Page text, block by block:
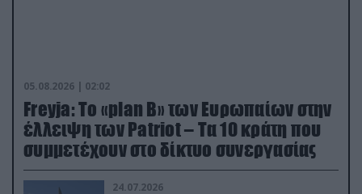
05.08.2026 | 02:02
Freyja: Το «plan Β» των Ευρωπαίων στην
έλλειψη των Patriot – Τα 10 κράτη που
συμμετέχουν στο δίκτυο συνεργασίας
24.07.2026